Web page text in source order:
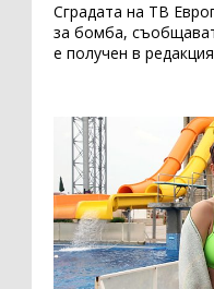
Сградата на ТВ
за бомба,
е получен в